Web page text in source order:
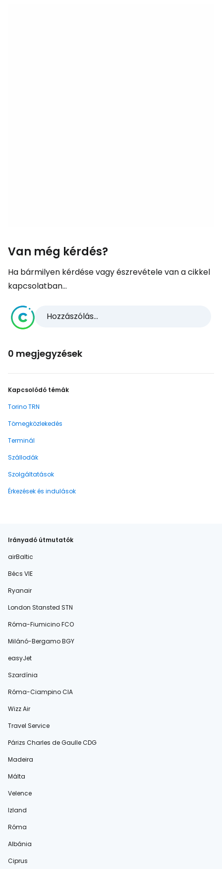
Van még kérdés?
Ha bármilyen kérdése vagy észrevétele van a cikkel
kapcsolatban...
Hozzászólás...
0 megjegyzések
Kapcsolódó témák
Torino TRN
Tömegközlekedés
Terminál
Szállodák
Szolgáltatások
Érkezések és indulások
Irányadó útmutatók
airBaltic
Bécs VIE
Ryanair
London Stansted STN
Róma-Fiumicino FCO
Milánó-Bergamo BGY
easyJet
Szardínia
Róma-Ciampino CIA
Wizz Air
Travel Service
Párizs Charles de Gaulle CDG
Madeira
Málta
Velence
Izland
Róma
Albánia
Ciprus